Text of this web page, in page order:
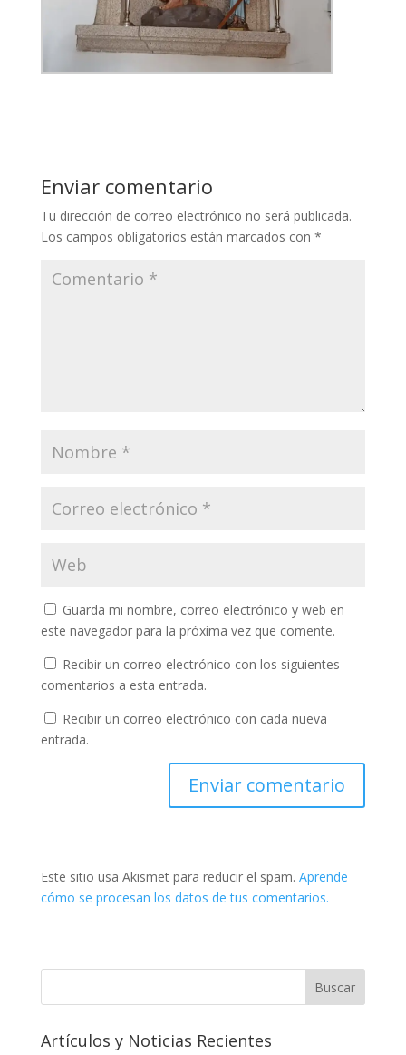
Enviar comentario
Tu dirección de correo electrónico no será publicada.
Los campos obligatorios están marcados con *
Guarda mi nombre, correo electrónico y web en
este navegador para la próxima vez que comente.
Recibir un correo electrónico con los siguientes
comentarios a esta entrada.
Recibir un correo electrónico con cada nueva
entrada.
Este sitio usa Akismet para reducir el spam. Aprende
cómo se procesan los datos de tus comentarios.
Artículos y Noticias Recientes